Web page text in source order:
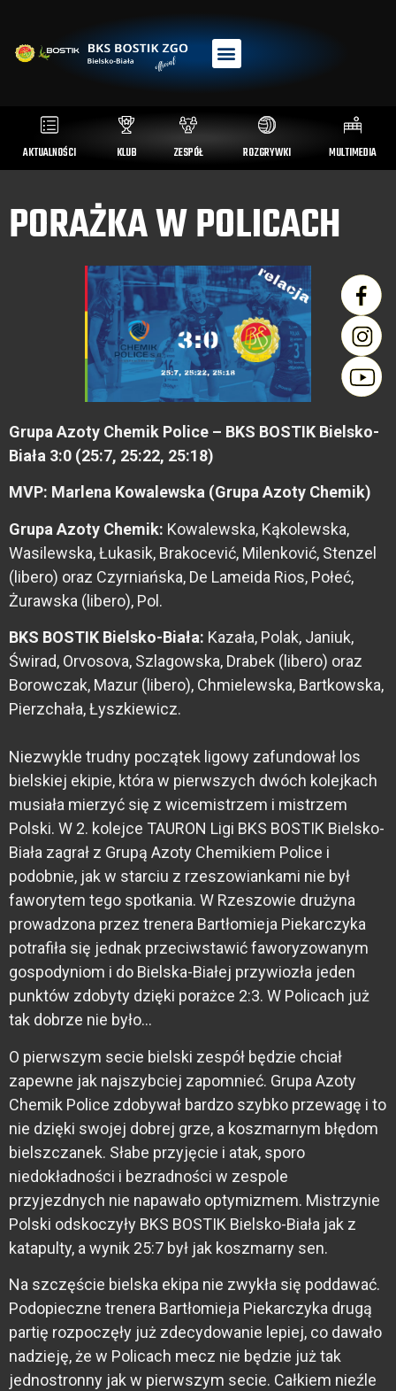
AKTUALNOŚCI KLUB ZESPÓŁ ROZGRYWKI MULTIMEDIA
PORAŻKA W POLICACH
Grupa Azoty Chemik Police – BKS BOSTIK Bielsko-
Biała 3:0 (25:7, 25:22, 25:18)
MVP: Marlena Kowalewska (Grupa Azoty Chemik)
Grupa Azoty Chemik: Kowalewska, Kąkolewska,
Wasilewska, Łukasik, Brakocević, Milenković, Stenzel
(libero) oraz Czyrniańska, De Lameida Rios, Połeć,
Żurawska (libero), Pol.
BKS BOSTIK Bielsko-Biała: Kazała, Polak, Janiuk,
Świrad, Orvosova, Szlagowska, Drabek (libero) oraz
Borowczak, Mazur (libero), Chmielewska, Bartkowska,
Pierzchała, Łyszkiewicz.
Niezwykle trudny początek ligowy zafundował los
bielskiej ekipie, która w pierwszych dwóch kolejkach
musiała mierzyć się z wicemistrzem i mistrzem
Polski. W 2. kolejce TAURON Ligi BKS BOSTIK Bielsko-
Biała zagrał z Grupą Azoty Chemikiem Police i
podobnie, jak w starciu z rzeszowiankami nie był
faworytem tego spotkania. W Rzeszowie drużyna
prowadzona przez trenera Bartłomieja Piekarczyka
potrafiła się jednak przeciwstawić faworyzowanym
gospodyniom i do Bielska-Białej przywiozła jeden
punktów zdobyty dzięki porażce 2:3. W Policach już
tak dobrze nie było…
O pierwszym secie bielski zespół będzie chciał
zapewne jak najszybciej zapomnieć. Grupa Azoty
Chemik Police zdobywał bardzo szybko przewagę i to
nie dzięki swojej dobrej grze, a koszmarnym błędom
bielszczanek. Słabe przyjęcie i atak, sporo
niedokładności i bezradności w zespole
przyjezdnych nie napawało optymizmem. Mistrzynie
Polski odskoczyły BKS BOSTIK Bielsko-Biała jak z
katapulty, a wynik 25:7 był jak koszmarny sen.
Na szczęście bielska ekipa nie zwykła się poddawać.
Podopieczne trenera Bartłomieja Piekarczyka drugą
partię rozpoczęły już zdecydowanie lepiej, co dawało
nadzieję, że w Policach mecz nie będzie już tak
jednostronny jak w pierwszym secie. Całkiem nieźle